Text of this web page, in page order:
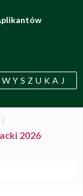
WYSZUKAJ
2026